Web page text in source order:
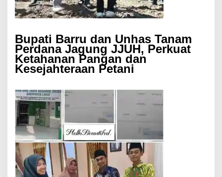
Bupati Barru dan Unhas Tanam
Perdana Jagung JJUH, Perkuat
Ketahanan Pangan dan
Kesejahteraan Petani